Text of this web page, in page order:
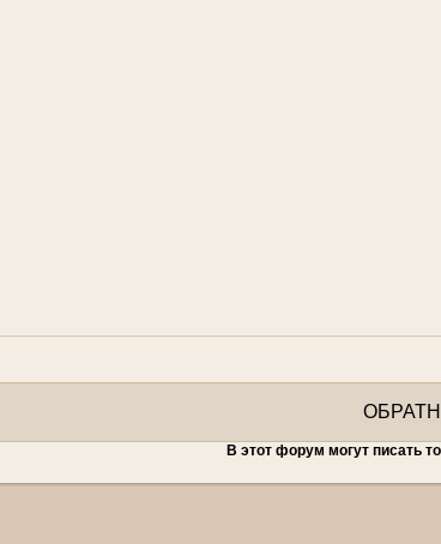
В этот форум могут писать